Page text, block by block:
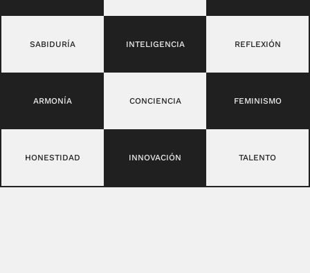
SABIDURÍA INTELIGENCIA REFLEXIÓN
ARMONÍA CONCIENCIA FEMINISMO
HONESTIDAD INNOVACIÓN TALENTO